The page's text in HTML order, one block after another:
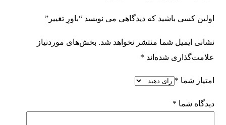
اولین کسی باشید که دیدگاهی می نویسد “باورِ تغییر”
نشانی ایمیل شما منتشر نخواهد شد. بخش‌های موردنیاز
علامت‌گذاری شده‌اند *
امتیاز شما *
دیدگاه شما *